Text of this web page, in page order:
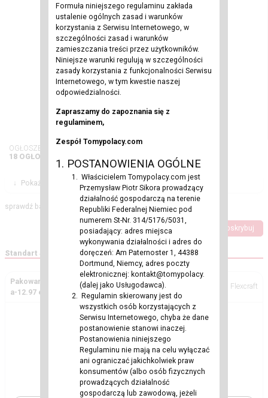
Formuła niniejszego regulaminu zakłada
ustalenie ogólnych zasad i warunków
korzystania z Serwisu Internetowego, w
szczególności zasad i warunków
zamieszczania treści przez użytkowników.
Niniejsze warunki regulują w szczególności
zasady korzystania z funkcjonalności Serwisu
Internetowego, w tym kwestie naszej
odpowiedzialności.
Zapraszamy do zapoznania się z
regulaminem,
Zespół Tomypolacy.com
1. POSTANOWIENIA OGÓLNE
Właścicielem Tomypolacy.com jest
Przemysław Piotr Sikora prowadzący
działalność gospodarczą na terenie
Republiki Federalnej Niemiec pod
numerem St-Nr. 314/5176/5031,
posiadający: adres miejsca
wykonywania działalności i adres do
doręczeń: Am Paternoster 1, 44388
Dortmund, Niemcy, adres poczty
elektronicznej: kontakt@tomypolacy.
(dalej jako Usługodawca).
Regulamin skierowany jest do
wszystkich osób korzystających z
Serwisu Internetowego, chyba że dane
postanowienie stanowi inaczej.
Postanowienia niniejszego
Regulaminu nie mają na celu wyłączać
ani ograniczać jakichkolwiek praw
konsumentów (albo osób fizycznych
prowadzących działalność
gospodarczą lub zawodową, jeżeli
OGŁOSZENIA:
18 OGŁOSZEŃ
↓ Pokaż Filtry
sprawdź bazę ogłoszeń
Dodaj ogłoszenie Subskrybuj
Standart & Wyróżniony
Pakowanie wędlin i kiełbasek-również dlapar-bez język
a-12.97 euro brutto
Flexcraft